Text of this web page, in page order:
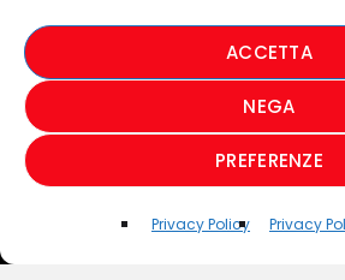
ACCETTA
NEGA
PREFERENZE
Privacy Policy Privacy
7 KG DI DROGA